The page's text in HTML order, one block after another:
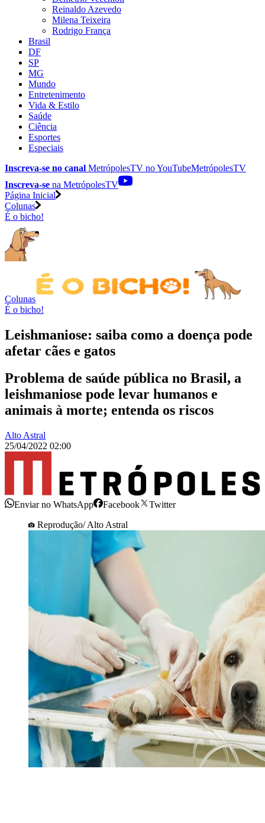
Reinaldo Azevedo
Milena Teixeira
Rodrigo França
Brasil
DF
SP
MG
Mundo
Entretenimento
Vida & Estilo
Saúde
Ciência
Esportes
Especiais
Inscreva-se no canal MetrópolesTV noYouTubeMetrópolesTV
Inscreva-se na MetrópolesTV
Página Inicial
Colunas
É o bicho!
Colunas
É o bicho!
Leishmaniose: saiba como a doença pode
afetar cães e gatos
Problema de saúde pública no Brasil, a
leishmaniose pode levar humanos e
animais à morte; entenda os riscos
Alto Astral
25/04/2022 02:00
Enviar no WhatsApp Facebook
Twitter
Reprodução/ Alto Astral